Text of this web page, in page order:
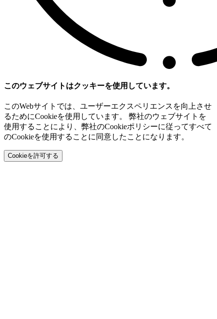
このウェブサイトはクッキーを使用しています。
このWebサイトでは、ユーザーエクスペリエンスを向上させ
るためにCookieを使用しています。 弊社のウェブサイトを
使用することにより、弊社のCookieポリシーに従ってすべて
のCookieを使用することに同意したことになります。
Cookieを許可する